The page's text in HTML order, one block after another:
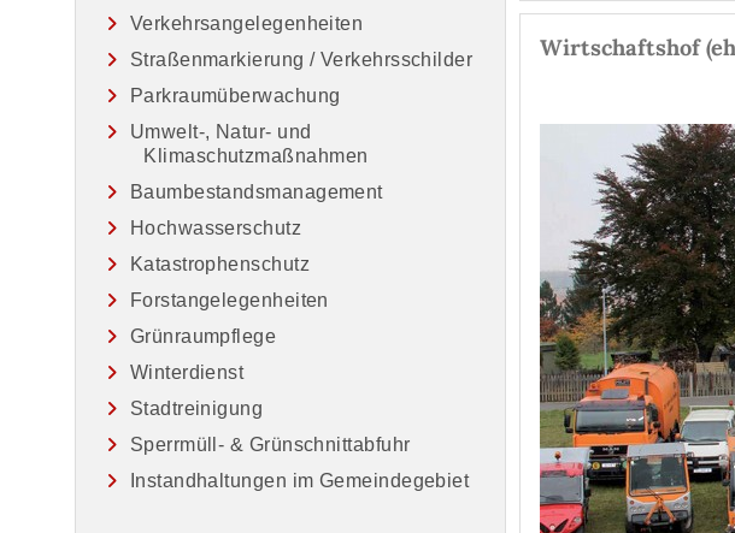
Verkehrsangelegenheiten
Straßenmarkierung / Verkehrsschilder
Parkraumüberwachung
Umwelt-, Natur- und
Klimaschutzmaßnahmen
Baumbestandsmanagement
Hochwasserschutz
Katastrophenschutz
Forstangelegenheiten
Grünraumpflege
Winterdienst
Stadtreinigung
Sperrmüll- & Grünschnittabfuhr
Instandhaltungen im Gemeindegebiet
Wirtschaftshof